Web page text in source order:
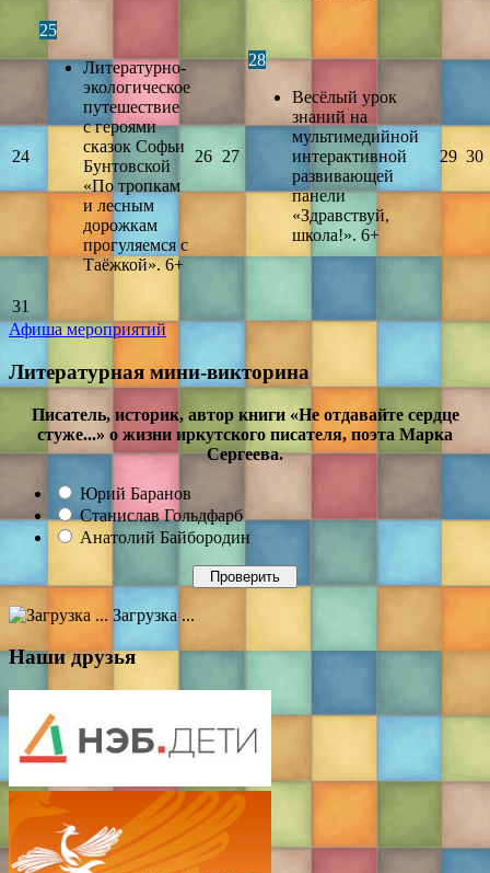
24
25
Литературно-
экологическое
путешествие
с героями
сказок Софьи
Бунтовской
«По тропкам
и лесным
дорожкам
прогуляемся с
Таёжкой». 6+
26 27
28
Весёлый урок
знаний на
мультимедийной
интерактивной
развивающей
панели
«Здравствуй,
школа!». 6+
29 30
31
Афиша мероприятий
Литературная мини-викторина
Писатель, историк, автор книги «Не отдавайте сердце
стуже...» о жизни иркутского писателя, поэта Марка
Сергеева.
Юрий Баранов
Станислав Гольдфарб
Анатолий Байбородин
Загрузка ...
Наши друзья